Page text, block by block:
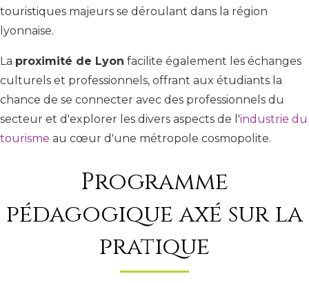
touristiques majeurs se déroulant dans la région
lyonnaise.
La proximité de Lyon facilite également les échanges
culturels et professionnels, offrant aux étudiants la
chance de se connecter avec des professionnels du
secteur et d'explorer les divers aspects de l'industrie du
tourisme au cœur d'une métropole cosmopolite.
Programme
pédagogique axé sur la
pratique